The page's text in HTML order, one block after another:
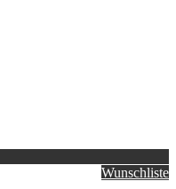
Wunschliste